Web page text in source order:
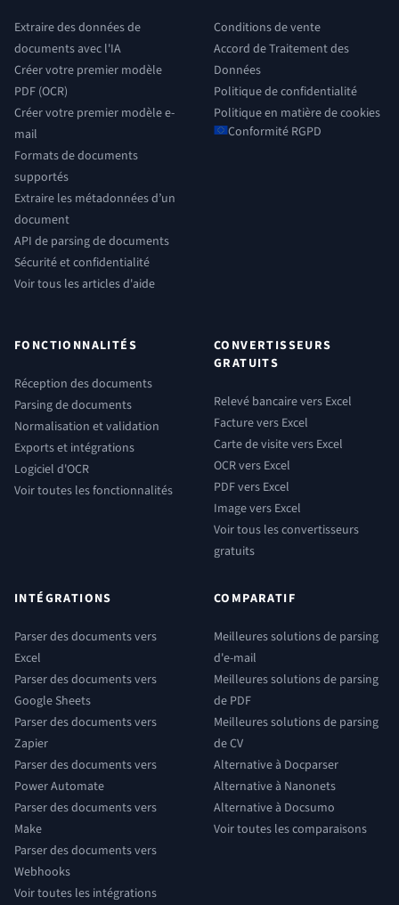
Extraire des données de
documents avec l'IA
Créer votre premier modèle
PDF (OCR)
Créer votre premier modèle e-
mail
Formats de documents
supportés
Extraire les métadonnées d’un
document
API de parsing de documents
Sécurité et confidentialité
Voir tous les articles d'aide
Conditions de vente
Accord de Traitement des
Données
Politique de confidentialité
Politique en matière de cookies
Conformité RGPD
FONCTIONNALITÉS
Réception des documents
Parsing de documents
Normalisation et validation
Exports et intégrations
Logiciel d'OCR
Voir toutes les fonctionnalités
CONVERTISSEURS
GRATUITS
Relevé bancaire vers Excel
Facture vers Excel
Carte de visite vers Excel
OCR vers Excel
PDF vers Excel
Image vers Excel
Voir tous les convertisseurs
gratuits
INTÉGRATIONS
Parser des documents vers
Excel
Parser des documents vers
Google Sheets
Parser des documents vers
Zapier
Parser des documents vers
Power Automate
Parser des documents vers
Make
Parser des documents vers
Webhooks
Voir toutes les intégrations
COMPARATIF
Meilleures solutions de parsing
d'e-mail
Meilleures solutions de parsing
de PDF
Meilleures solutions de parsing
de CV
Alternative à Docparser
Alternative à Nanonets
Alternative à Docsumo
Voir toutes les comparaisons